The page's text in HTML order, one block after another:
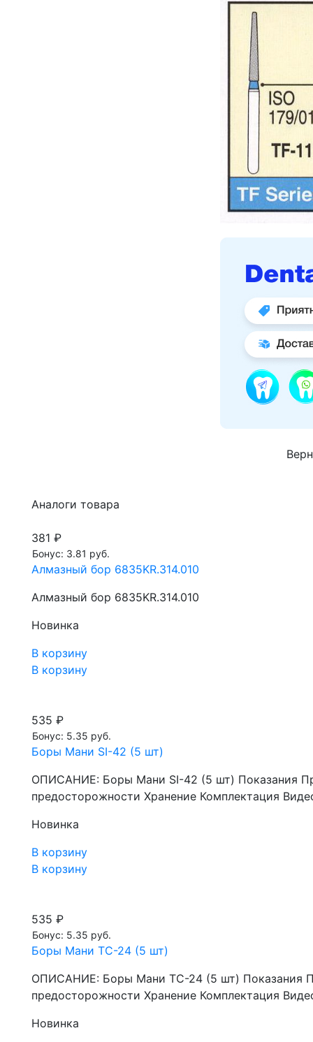
Аналоги товара
381 ₽
Бонус: 3.81 руб.
Алмазный бор 6835KR.314.010
Алмазный бор 6835KR.314.010
Новинка
В корзину
В корзину
535 ₽
Бонус: 5.35 руб.
Боры Мани SI-42 (5 шт)
ОПИСАНИЕ: Боры Мани SI-42 (5 шт) Показания
предосторожности Хранение Комплектация
Новинка
В корзину
В корзину
535 ₽
Бонус: 5.35 руб.
Боры Мани TC-24 (5 шт)
ОПИСАНИЕ: Боры Мани TC-24 (5 шт) Показания
предосторожности Хранение Комплектация
Новинка